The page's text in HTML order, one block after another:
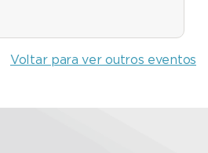
Voltar para ver outros eventos